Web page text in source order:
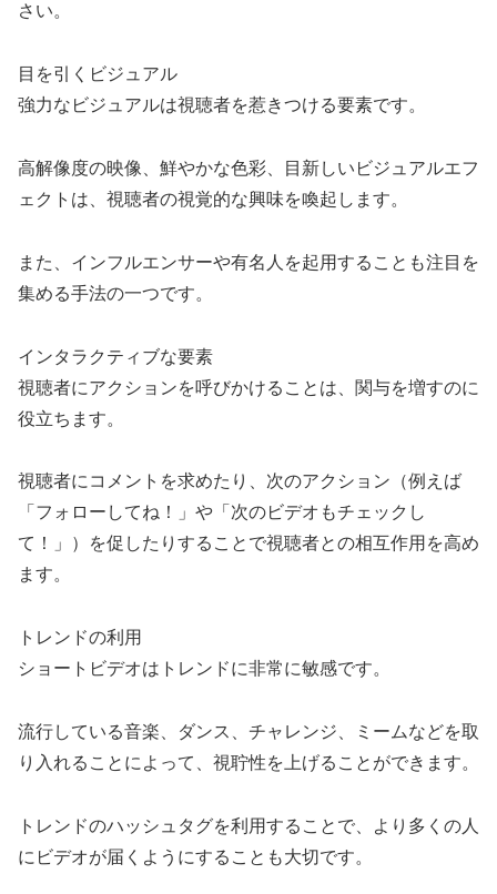
さい。
目を引くビジュアル
強力なビジュアルは視聴者を惹きつける要素です。
高解像度の映像、鮮やかな色彩、目新しいビジュアルエフ
ェクトは、視聴者の視覚的な興味を喚起します。
また、インフルエンサーや有名人を起用することも注目を
集める手法の一つです。
インタラクティブな要素
視聴者にアクションを呼びかけることは、関与を増すのに
役立ちます。
視聴者にコメントを求めたり、次のアクション（例えば
「フォローしてね！」や「次のビデオもチェックし
て！」）を促したりすることで視聴者との相互作用を高め
ます。
トレンドの利用
ショートビデオはトレンドに非常に敏感です。
流行している音楽、ダンス、チャレンジ、ミームなどを取
り入れることによって、視聍性を上げることができます。
トレンドのハッシュタグを利用することで、より多くの人
にビデオが届くようにすることも大切です。